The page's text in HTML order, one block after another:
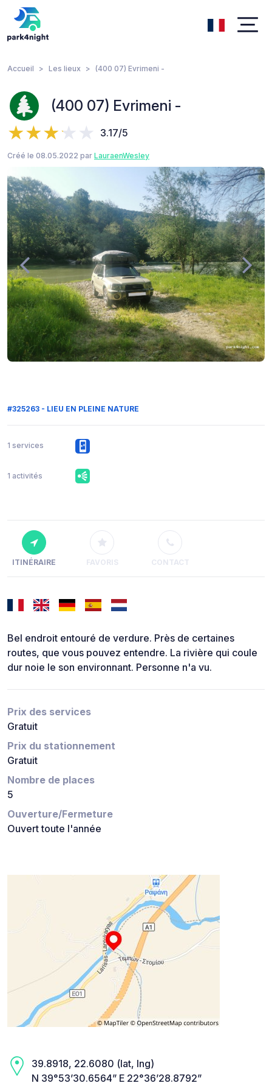
Accueil Les lieux (400 07) Evrimeni -
(400 07) Evrimeni -
3.17/5
Créé le 08.05.2022 par LauraenWesley
#325263 - LIEU EN PLEINE NATURE
1 services
1 activités
ITINÉRAIRE FAVORIS CONTACT
Bel endroit entouré de verdure. Près de certaines
routes, que vous pouvez entendre. La rivière qui coule
dur noie le son environnant. Personne n'a vu.
Prix des services
Gratuit
Prix du stationnement
Gratuit
Nombre de places
5
Ouverture/Fermeture
Ouvert toute l'année
39.8918, 22.6080 (lat, lng)
N 39°53’30.6564” E 22°36’28.8792”